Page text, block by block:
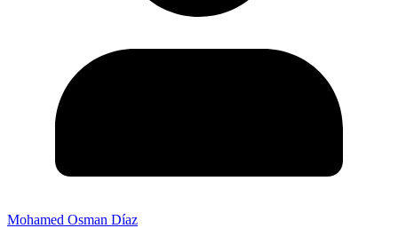
Mohamed Osman Díaz